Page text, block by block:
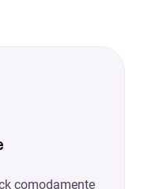
comodamente